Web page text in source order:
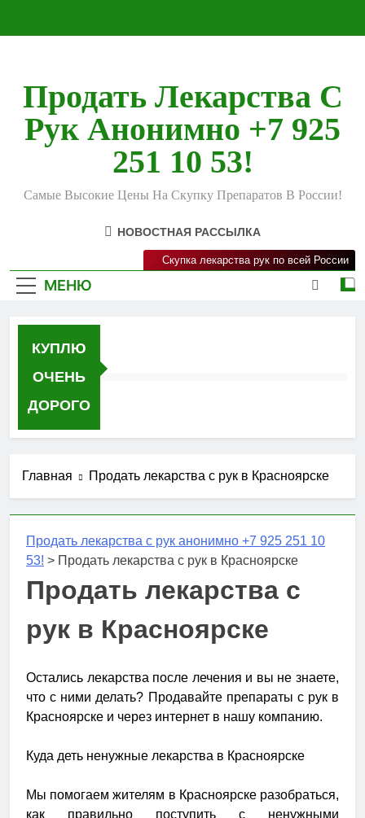
Продать Лекарства С
Рук Анонимно +7 925
251 10 53!
Самые Высокие Цены На Скупку Препаратов В России!
НОВОСТНАЯ РАССЫЛКА
МЕНЮ
Скупка лекарства рук по всей России
КУПЛЮ
ОЧЕНЬ
ДОРОГО
Главная Продать лекарства с рук в Красноярске
Продать лекарства с рук анонимно +7 925 251 10
53! > Продать лекарства с рук в Красноярске
Продать лекарства с
рук в Красноярске
Остались лекарства после лечения и вы не знаете,
что с ними делать? Продавайте препараты с рук в
Красноярске и через интернет в нашу компанию.
Куда деть ненужные лекарства в Красноярске
Мы помогаем жителям в Красноярске разобраться,
как правильно поступить с ненужными